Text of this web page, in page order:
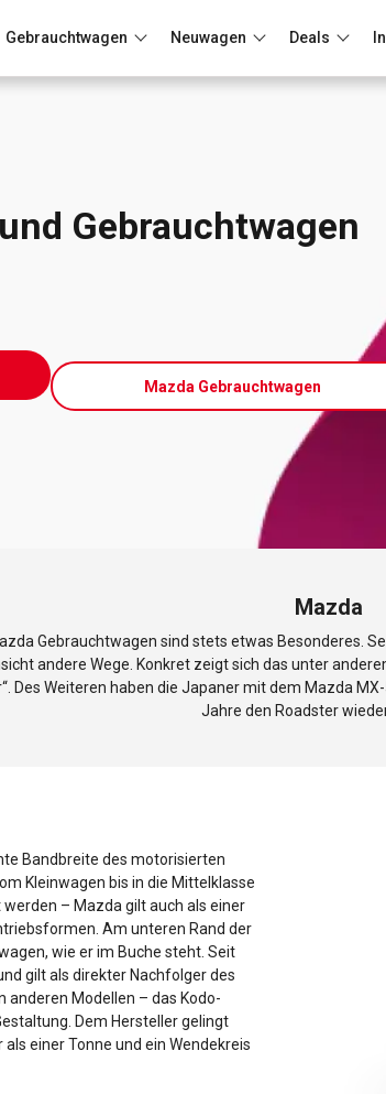
Gebrauchtwagen Neuwagen Deals
Gebrauchtwagen
Mazda Gebrauchtwagen
Mazda
Gebrauchtwagen sind stets etwas Besonderes.
andere Wege. Konkret zeigt sich das unter
Des Weiteren haben die Japaner mit dem Mazda
Jahre den Roadster
Bandbreite des motorisierten
Kleinwagen bis in die Mittelklasse
– Mazda gilt auch als einer
Am unteren Rand der
wie er im Buche steht. Seit
gilt als direkter Nachfolger des
anderen Modellen – das Kodo-
Dem Hersteller gelingt
einer Tonne und ein Wendekreis